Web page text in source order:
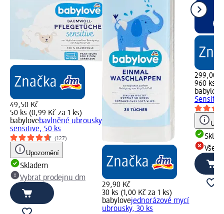
49,50 Kč
50 ks (0,99 Kč za 1 ks)
babylovebavlněné ubrousky
sensitive, 50 ks
(127)
Upozornění
Skladem
Vybrat prodejnu dm
29,90 Kč
30 ks (1,00 Kč za 1 ks)
babylovejednorázové mycí
ubrousky, 30 ks
299,00
960 ks
babylove